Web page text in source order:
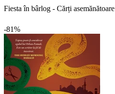
Fiesta în bârlog - Cărți asemănătoare
-81%